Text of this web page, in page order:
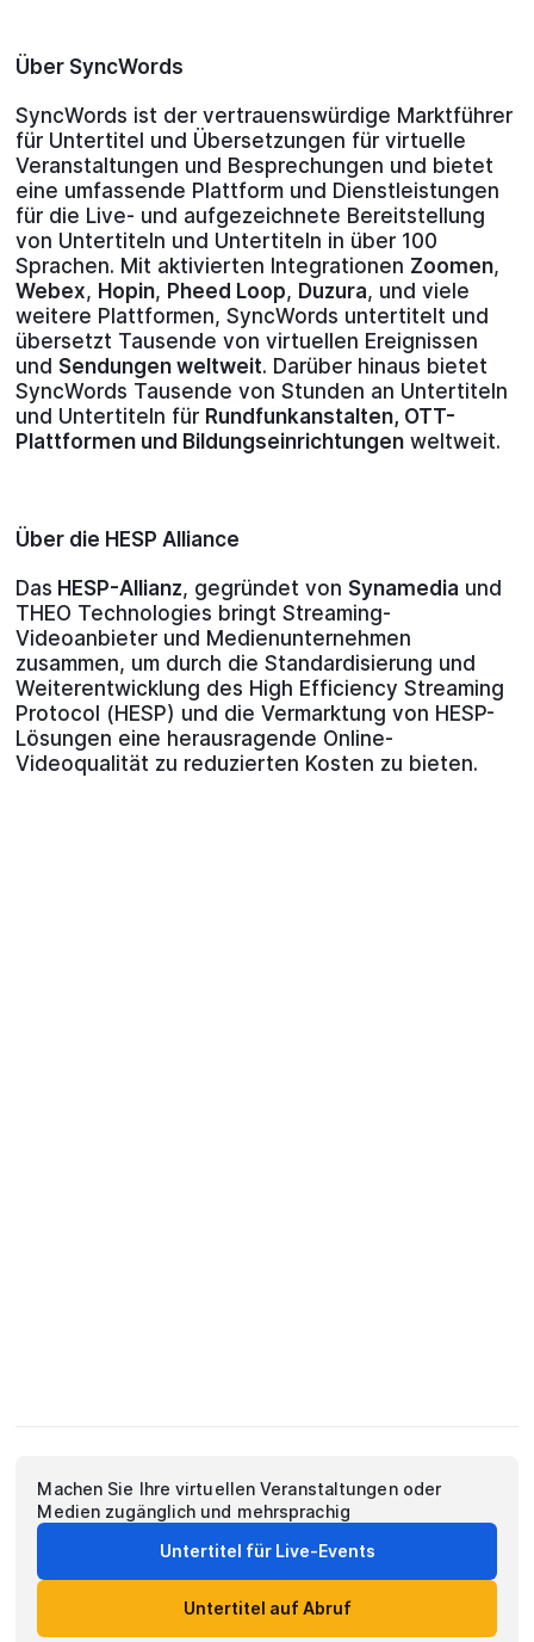
Über SyncWords
SyncWords ist der vertrauenswürdige Marktführer
für Untertitel und Übersetzungen für virtuelle
Veranstaltungen und Besprechungen und bietet
eine umfassende Plattform und Dienstleistungen
für die Live- und aufgezeichnete Bereitstellung
von Untertiteln und Untertiteln in über 100
Sprachen. Mit aktivierten Integrationen Zoomen,
Webex, Hopin, Pheed Loop, Duzura, und viele
weitere Plattformen, SyncWords untertitelt und
übersetzt Tausende von virtuellen Ereignissen
und Sendungen weltweit. Darüber hinaus bietet
SyncWords Tausende von Stunden an Untertiteln
und Untertiteln für Rundfunkanstalten, OTT-
Plattformen und Bildungseinrichtungen weltweit.
Über die HESP Alliance
Das HESP-Allianz, gegründet von Synamedia und
THEO Technologies bringt Streaming-
Videoanbieter und Medienunternehmen
zusammen, um durch die Standardisierung und
Weiterentwicklung des High Efficiency Streaming
Protocol (HESP) und die Vermarktung von HESP-
Lösungen eine herausragende Online-
Videoqualität zu reduzierten Kosten zu bieten.
Machen Sie Ihre virtuellen Veranstaltungen oder
Medien zugänglich und mehrsprachig
Untertitel für Live-Events
Untertitel auf Abruf